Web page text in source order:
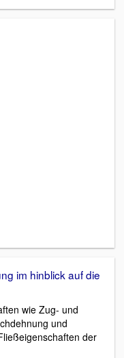
im hinblick auf die
wie Zug- und
und
der